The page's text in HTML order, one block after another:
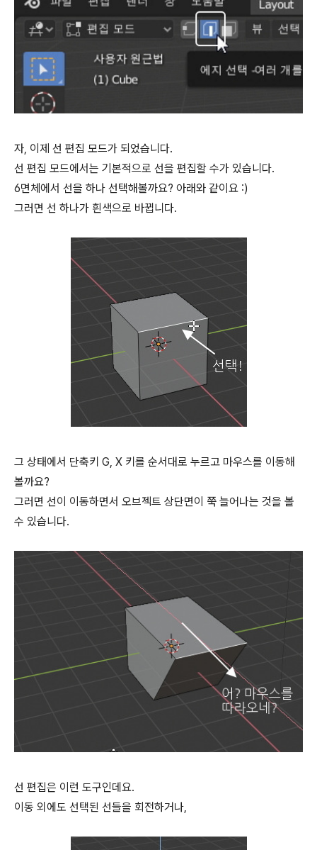
자, 이제 선 편집 모드가 되었습니다.
선 편집 모드에서는 기본적으로 선을 편집할 수가 있습니다.
6면체에서 선을 하나 선택해볼까요? 아래와 같이요 :)
그러면 선 하나가 흰색으로 바뀝니다.
그 상태에서 단축키 G, X 키를 순서대로 누르고 마우스를 이동해
볼까요?
그러면 선이 이동하면서 오브젝트 상단면이 쭉 늘어나는 것을 볼
수 있습니다.
선 편집은 이런 도구인데요.
이동 외에도 선택된 선들을 회전하거나,